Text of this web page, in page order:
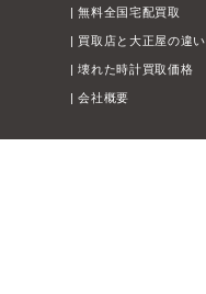
|無料全国宅配買取
| 買取店と大正屋の違い
|壊れた時計買取価格
|会社概要